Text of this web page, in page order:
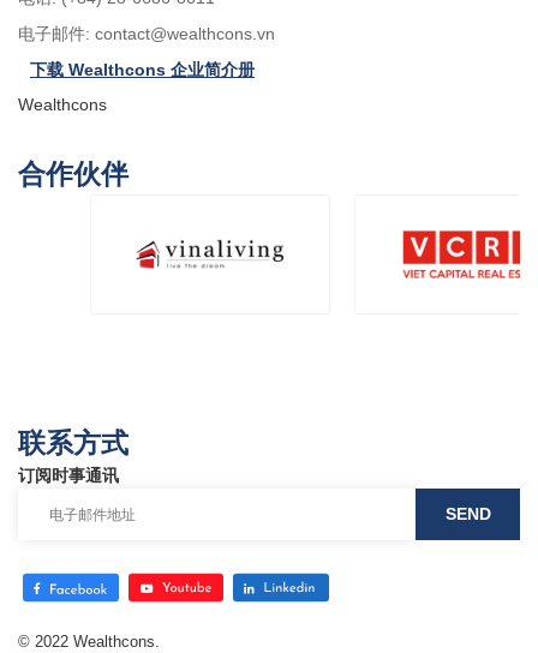
电子邮件: contact@wealthcons.vn
下载 Wealthcons 企业简介册
Wealthcons
合作伙伴
联系方式
订阅时事通讯
© 2022 Wealthcons.